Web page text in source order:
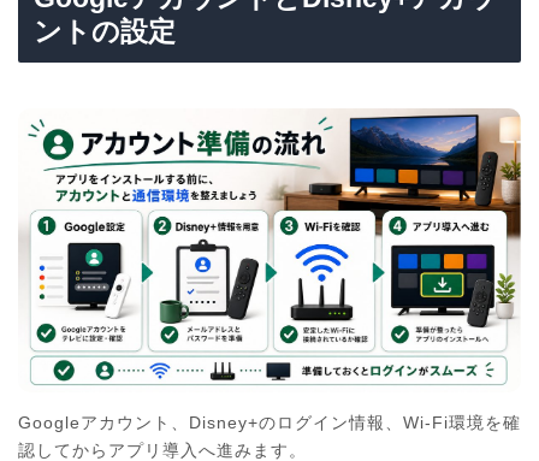
ントの設定
Googleアカウント、Disney+のログイン情報、Wi-Fi環境を確
認してからアプリ導入へ進みます。